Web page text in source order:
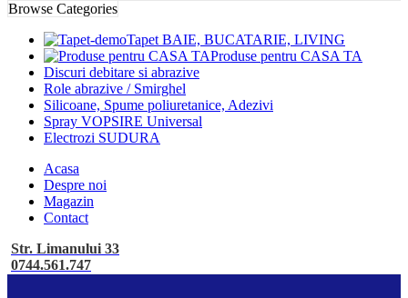
Browse Categories
Tapet BAIE, BUCATARIE, LIVING
Produse pentru CASA TA
Discuri debitare si abrazive
Role abrazive / Smirghel
Silicoane, Spume poliuretanice, Adezivi
Spray VOPSIRE Universal
Electrozi SUDURA
Acasa
Despre noi
Magazin
Contact
Str. Limanului 33
0744.561.747